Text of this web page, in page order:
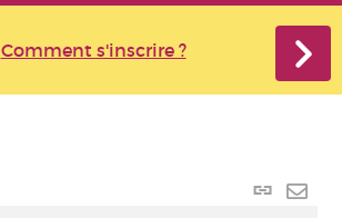
Comment s'inscrire ?
Lien